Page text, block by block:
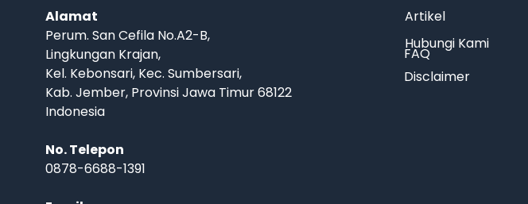
Alamat
Perum. San Cefila No.A2-B,
Lingkungan Krajan,
Kel. Kebonsari, Kec. Sumbersari,
Kab. Jember, Provinsi Jawa Timur 68122
Indonesia
No. Telepon
0878-6688-1391
Artikel
Hubungi Kami
FAQ
Disclaimer